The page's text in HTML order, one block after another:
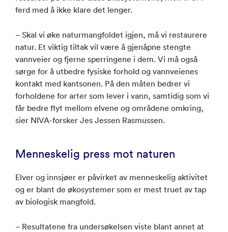
ferd med å ikke klare det lenger.
– Skal vi øke naturmangfoldet igjen, må vi restaurere
natur. Et viktig tiltak vil være å gjenåpne stengte
vannveier og fjerne sperringene i dem. Vi må også
sørge for å utbedre fysiske forhold og vannveienes
kontakt med kantsonen. På den måten bedrer vi
forholdene for arter som lever i vann, samtidig som vi
får bedre flyt mellom elvene og områdene omkring,
sier NIVA-forsker Jes Jessen Rasmussen.
Menneskelig press mot naturen
Elver og innsjøer er påvirket av menneskelig aktivitet
og er blant de økosystemer som er mest truet av tap
av biologisk mangfold.
– Resultatene fra undersøkelsen viste blant annet at